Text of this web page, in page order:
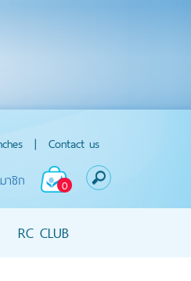
| Contact us
0
าชิก
RC CLUB